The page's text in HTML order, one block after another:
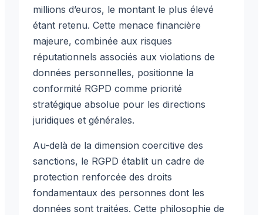
millions d’euros, le montant le plus élevé
étant retenu. Cette menace financière
majeure, combinée aux risques
réputationnels associés aux violations de
données personnelles, positionne la
conformité RGPD comme priorité
stratégique absolue pour les directions
juridiques et générales.
Au-delà de la dimension coercitive des
sanctions, le RGPD établit un cadre de
protection renforcée des droits
fondamentaux des personnes dont les
données sont traitées. Cette philosophie de